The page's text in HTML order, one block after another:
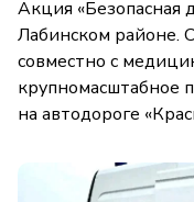
Акция «Безопасная
Лабинском районе.
совместно с
крупномасштабное
на автодороге